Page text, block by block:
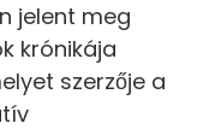
jelent meg
krónikája
szerzője a